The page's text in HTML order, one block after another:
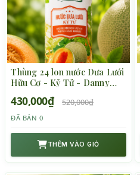
Thùng 24 lon nước Dưa Lưới
Hữu Cơ - Kỷ Tử - Danny
430,000₫ 520,000₫
ĐÃ BÁN 0
THÊM VÀO GIỎ